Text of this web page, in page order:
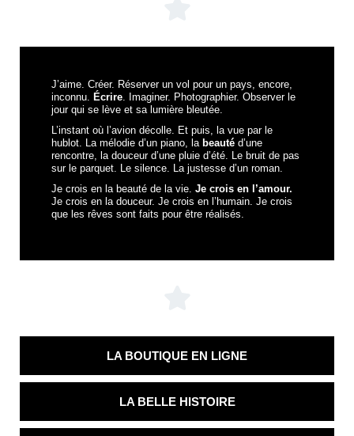
J’aime. Créer. Réserver un vol pour un pays, encore,
inconnu.
Écrire . Imaginer. Photographier. Observer le
jour qui se lève et sa lumière bleutée.
L’instant où l’avion décolle. Et puis, la vue par le
hublot. La mélodie d’un piano, la beauté d’une
rencontre, la douceur d’une pluie d’été. Le bruit de pas
sur le parquet. Le silence. La justesse d’un roman.
Je crois en la beauté de la vie. Je crois en l’amour.
Je crois en la douceur. Je crois en l’humain. Je crois
que les rêves sont faits pour être réalisés.
LA BOUTIQUE EN LIGNE
LA BELLE HISTOIRE